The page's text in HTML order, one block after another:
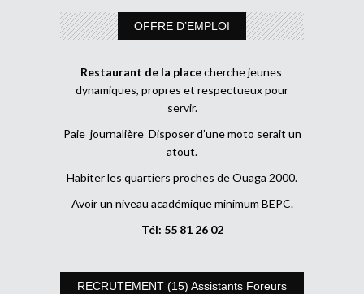
OFFRE D’EMPLOI
Restaurant de la placecherche jeunes
dynamiques, propres et respectueux pour
servir.
Paie journalière Disposer d’une moto serait un
atout.
Habiter les quartiers proches de Ouaga 2000.
Avoir un niveau académique minimum BEPC.
Tél: 55 81 26 02
RECRUTEMENT (15) Assistants Foreurs